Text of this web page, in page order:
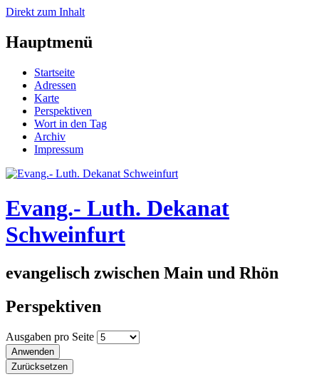
Direkt zum Inhalt
Hauptmenü
Startseite
Adressen
Karte
Perspektiven
Wort in den Tag
Archiv
Impressum
Evang.- Luth. Dekanat
Schweinfurt
evangelisch zwischen Main und Rhön
Perspektiven
Ausgaben pro Seite